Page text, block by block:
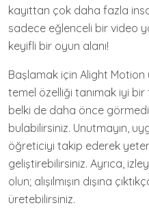
kayıttan çok daha fazla
sadece eğlenceli bir video
keyifli bir oyun alanı!
Başlamak için Alight Motion
temel özelliği tanımak iyi
belki de daha önce
bulabilirsiniz. Unutmayın,
öğreticiyi takip ederek
geliştirebilirsiniz. Ayrıca,
olun; alışılmışın dışına
üretebilirsiniz.